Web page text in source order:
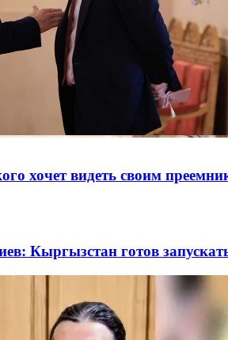
хочет видеть своим
Кыргызстан готов